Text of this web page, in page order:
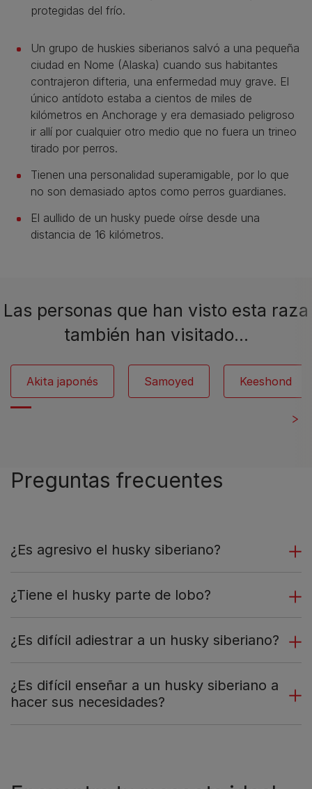
protegidas del frío.
Un grupo de huskies siberianos salvó a una pequeña
ciudad en Nome (Alaska) cuando sus habitantes
contrajeron difteria, una enfermedad muy grave. El
único antídoto estaba a cientos de miles de
kilómetros en Anchorage y era demasiado peligroso
ir allí por cualquier otro medio que no fuera un trineo
tirado por perros.
Tienen una personalidad superamigable, por lo que
no son demasiado aptos como perros guardianes.
El aullido de un husky puede oírse desde una
distancia de 16 kilómetros.
Las personas que han visto esta raza
también han visitado…
Akita japonés Samoyed Keeshond
Preguntas frecuentes
¿Es agresivo el husky siberiano?
¿Tiene el husky parte de lobo?
¿Es difícil adiestrar a un husky siberiano?
¿Es difícil enseñar a un husky siberiano a
hacer sus necesidades?